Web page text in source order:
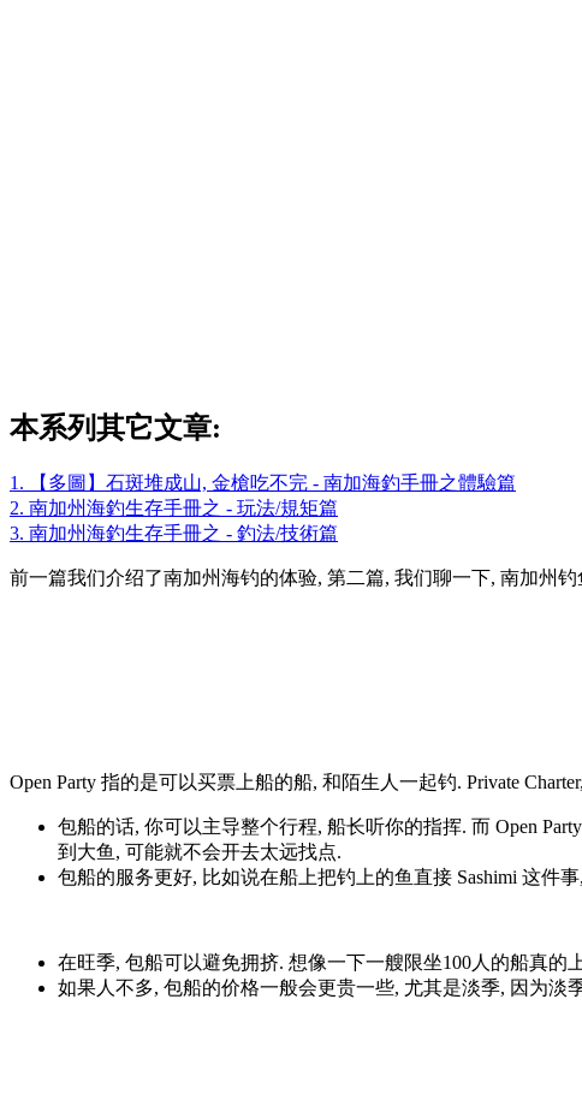
本系列其它文章:
1. 【多圖】石斑堆成山, 金槍吃不完 - 南加海釣手冊之體驗篇
2. 南加州海釣生存手冊之 - 玩法/規矩篇
3. 南加州海釣生存手冊之 - 釣法/技術篇
前一篇我们介绍了南加州海钓的体验, 第二篇, 我们聊一下, 南加州
Open Party 指的是可以买票上船的船, 和陌生人一起钓. Private
包船的话, 你可以主导整个行程, 船长听你的指挥. 而 Open
到大鱼, 可能就不会开去太远找点.
包船的服务更好, 比如说在船上把钓上的鱼直接 Sashimi 这件
在旺季, 包船可以避免拥挤. 想像一下一艘限坐100人的船真的
如果人不多, 包船的价格一般会更贵一些, 尤其是淡季, 因为淡